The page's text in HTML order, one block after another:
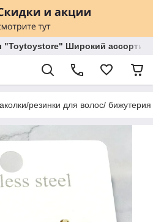
Широкий
резинки для волос/ бижутерия